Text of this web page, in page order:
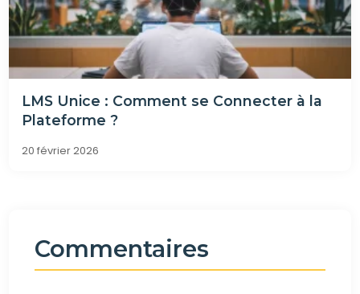
LMS Unice : Comment se Connecter à la
Plateforme ?
20 février 2026
Commentaires